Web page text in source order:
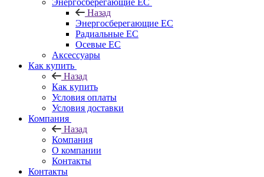
Энергосберегающие EC
Назад
Энергосберегающие EC
Радиальные EC
Осевые EC
Аксессуары
Как купить
Назад
Как купить
Условия оплаты
Условия доставки
Компания
Назад
Компания
О компании
Контакты
Контакты